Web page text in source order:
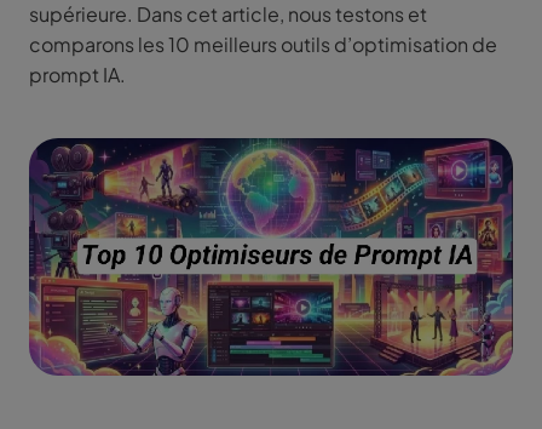
supérieure. Dans cet article, nous testons et
comparons les 10 meilleurs outils d’optimisation de
prompt IA.